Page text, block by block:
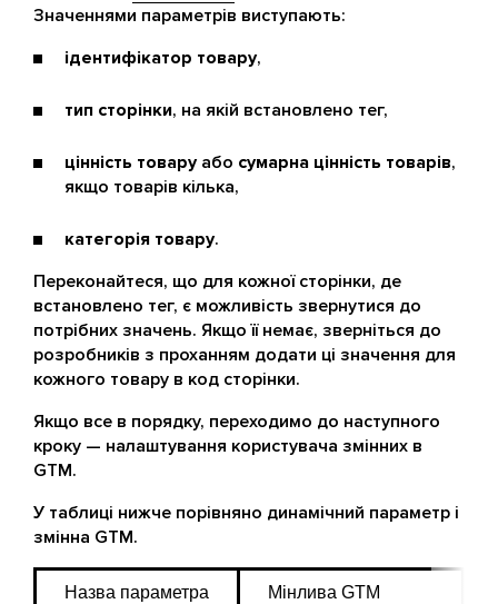
Значеннями параметрів виступають:
ідентифікатор товару,
тип сторінки, на якій встановлено тег,
цінність товаруабо сумарна цінність товарів,
якщо товарів кілька,
категорія товару.
Переконайтеся, що для кожної сторінки, де
встановлено тег, є можливість звернутися до
потрібних значень. Якщо її немає, зверніться до
розробників з проханням додати ці значення для
кожного товару в код сторінки.
Якщо все в порядку, переходимо до наступного
кроку — налаштування користувача змінних в
GTM.
У таблиці нижче порівняно динамічний параметр і
змінна GTM.
Назва параметра Мінлива GTM